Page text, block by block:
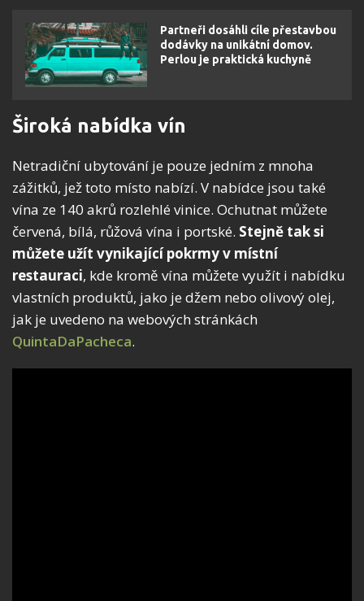
Partneři dosáhli cíle přestavbou
dodávky na unikátní domov.
Perlou je praktická kuchyně
Široká nabídka vín
Netradiční ubytování je pouze jedním z mnoha
zážitků, jež toto místo nabízí. V nabídce jsou také
vína ze 140 akrů rozlehlé vinice. Ochutnat můžete
červená, bílá, růžová vína i portské. Stejně tak si
můžete užít vynikající pokrmy v místní
restauraci, kde kromě vína můžete využít i nabídku
vlastních produktů, jako je džem nebo olivový olej,
jak je uvedeno na webových stránkách
QuintaDaPacheca.